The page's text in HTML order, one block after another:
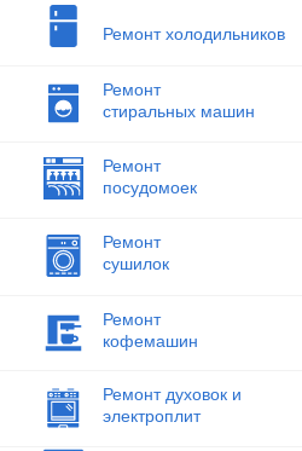
Ремонт холодильников
Ремонт
стиральных машин
Ремонт
посудомоек
Ремонт
сушилок
Ремонт
кофемашин
Ремонт духовок и
электроплит